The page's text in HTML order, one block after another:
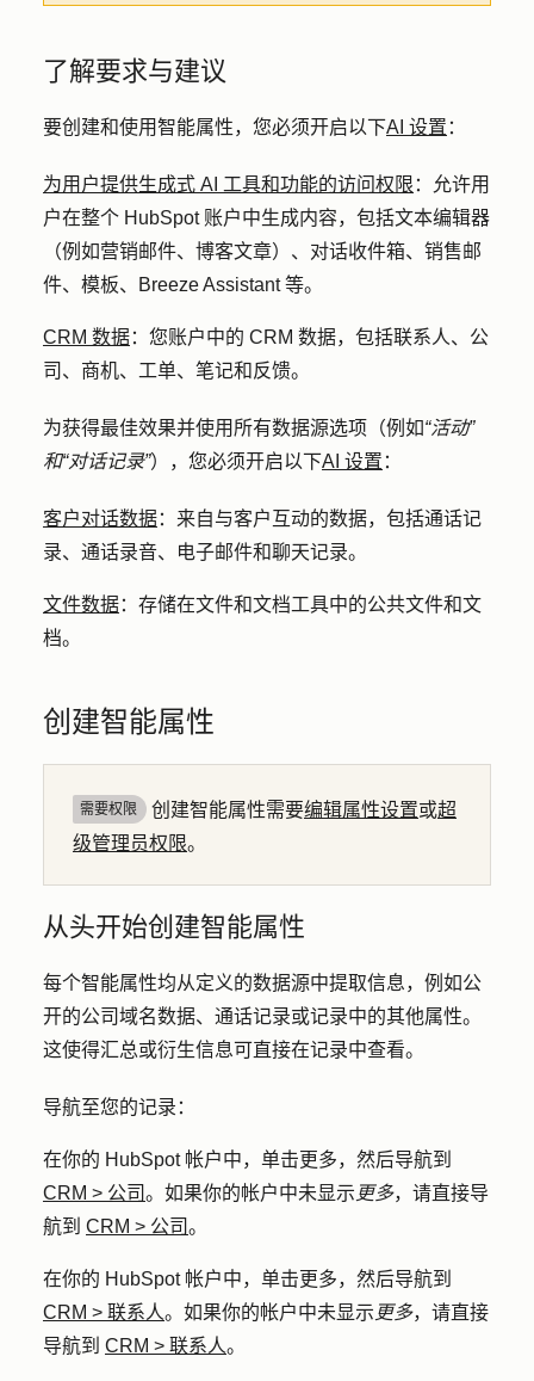
了解要求与建议
要创建和使用智能属性，您必须开启以下AI 设置 ：
为用户提供生成式 AI 工具和功能的访问权限 ：允许用
户在整个 HubSpot 账户中生成内容，包括文本编辑器
（例如营销邮件、博客文章）、对话收件箱、销售邮
件、模板、Breeze Assistant 等。
CRM 数据：您账户中的 CRM 数据，包括联系人、公
司、商机、工单、笔记和反馈。
为获得最佳效果并使用所有数据源选项（例如“活动”
和“对话记录”），您必须开启以下AI 设置 ：
客户对话数据：来自与客户互动的数据，包括通话记
录、通话录音、电子邮件和聊天记录。
文件数据：存储在文件和文档工具中的公共文件和文
档。
创建智能属性
需要权限 创建智能属性需要编辑属性设置或超
级管理员权限。
从头开始创建智能属性
每个智能属性均从定义的数据源中提取信息，例如公
开的公司域名数据、通话记录或记录中的其他属性。
这使得汇总或衍生信息可直接在记录中查看。
导航至您的记录：
在你的 HubSpot 帐户中，单击更多，然后导航到
CRM > 公司。如果你的帐户中未显示 更多，请直接导
航到 CRM > 公司。
在你的 HubSpot 帐户中，单击更多，然后导航到
CRM > 联系人。如果你的帐户中未显示 更多，请直接
导航到 CRM > 联系人。